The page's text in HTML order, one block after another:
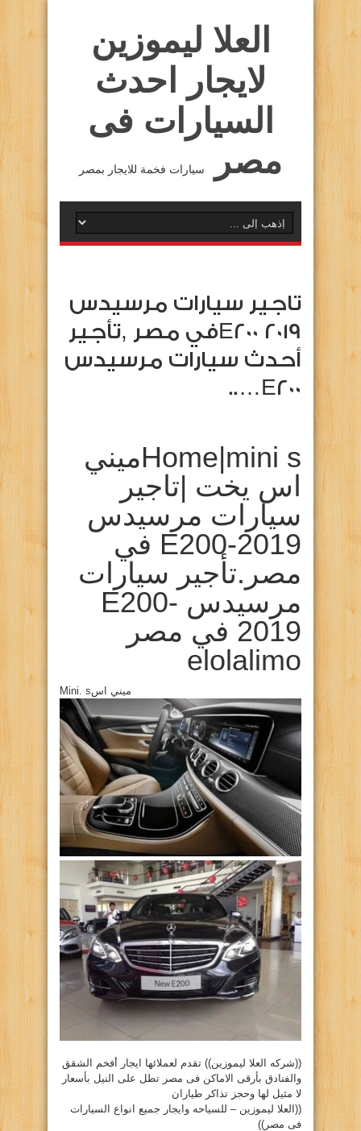
العلا ليموزين
لايجار احدث
السيارات فى
مصر
سيارات فخمة للايجار بمصر
تاجير سيارات مرسيدس
E200 2019في مصر ,تأجير
أحدث سيارات مرسيدس
E200…..
Home|mini sميني
اس يخت |تاجير
سيارات مرسيدس
E200-2019 في
مصر.تأجير سيارات
مرسيدس E200-
2019 في مصر
elolalimo
((شركه العلا ليموزين)) تقدم لعملائها ايجار أفخم الشقق
والفنادق بأرقى الاماكن فى مصر تطل على النيل بأسعار
لا مثيل لها وحجز تذاكر طياران
((العلا ليموزين – للسياحه وايجار جميع انواع السيارات
فى مصر))